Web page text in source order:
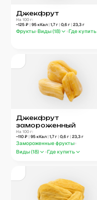
Джекфрут
На 100 г:
~125 ₽| 95 кКал| 1,7г| 0,6 г| 23,3 г
Фрукты Виды (18) Где купить
Джекфрут
замороженный
На 100 г:
~110 ₽| 95 кКал| 1,7г| 0,6 г| 23,3 г
Замороженные фрукты
Виды (18) Где купить